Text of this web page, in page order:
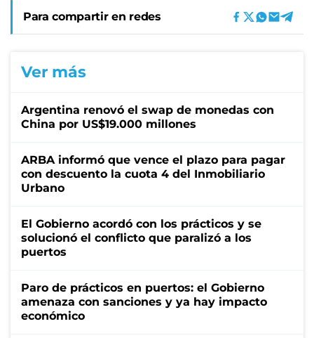
Para compartir en redes
Ver más
Argentina renovó el swap de monedas con
China por US$19.000 millones
ARBA informó que vence el plazo para pagar
con descuento la cuota 4 del Inmobiliario
Urbano
El Gobierno acordó con los prácticos y se
solucionó el conflicto que paralizó a los
puertos
Paro de prácticos en puertos: el Gobierno
amenaza con sanciones y ya hay impacto
económico